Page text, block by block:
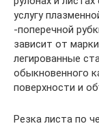
услугу
-поперечной
зависит от
легированные
обыкновенного
поверхности и
Резка листа по